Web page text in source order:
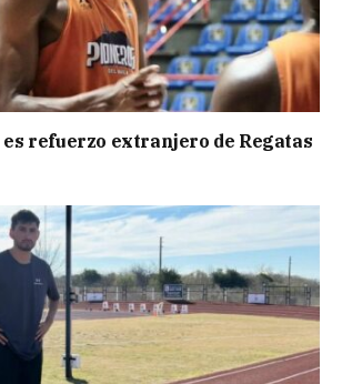
es refuerzo extranjero de Regatas